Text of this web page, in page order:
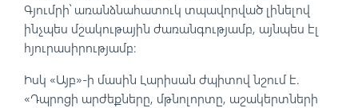
Գյումրի՝ առանձնահատուկ տպավորված լինելով
ինչպես մշակութային ժառանգությամբ, այնպես էլ
հյուրասիրությամբ։
Իսկ «Այբ»-ի մասին Լարիսան ժպիտով նշում է.
«Դպրոցի արժեքները, մթնոլորտը, աշակերտների